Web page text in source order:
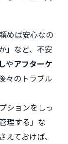
めば安心なの
」など、不安
やアフターケ
々のトラブル
ションをしっ
理する」な
ておけば、